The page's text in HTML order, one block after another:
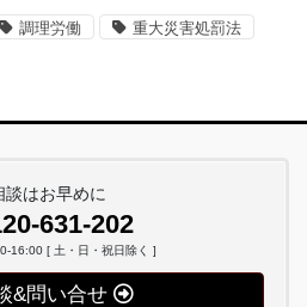
調理労働 重大災害処罰法
談はお早めに
631-202
16:00 [ 土・日・祝日除く ]
&問い合せ